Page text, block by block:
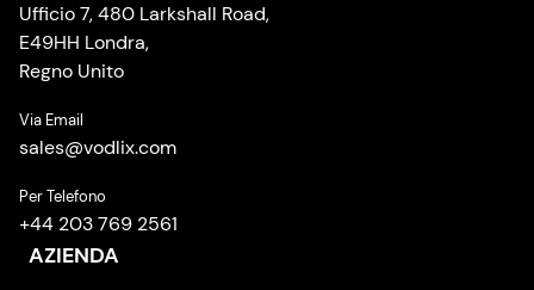
Ufficio 7, 480 Larkshall Road,
E49HH Londra,
Regno Unito
Via Email
sales@vodlix.com
Per Telefono
+44 203 769 2561
AZIENDA